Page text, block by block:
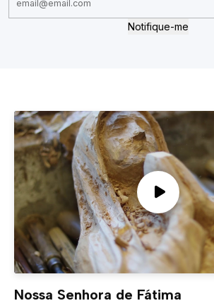
Notifique-me
Nossa Senhora de Fátima